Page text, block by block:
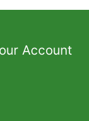
Account